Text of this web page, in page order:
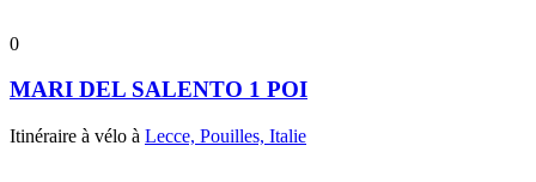
0
MARI DEL SALENTO 1 POI
Itinéraire à vélo à Lecce, Pouilles, Italie